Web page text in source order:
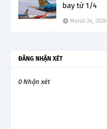
bay từ 1/4
March 24, 2026
ĐĂNG NHẬN XÉT
0 Nhận xét